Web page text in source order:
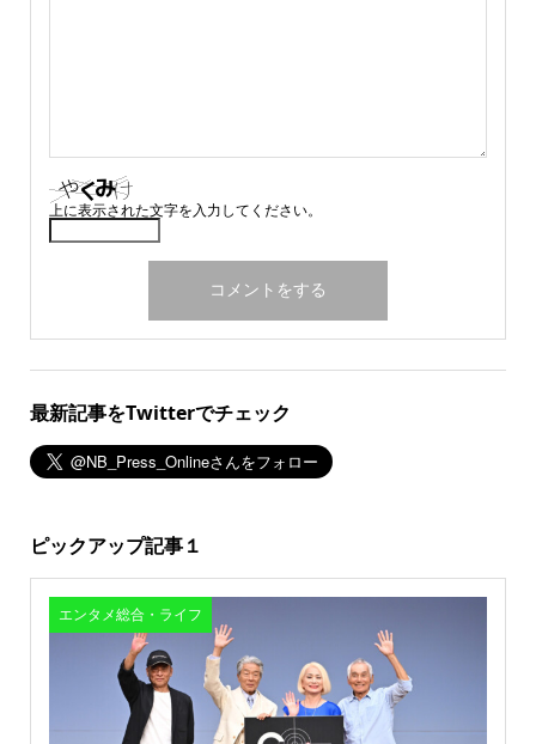
上に表示された文字を入力してください。
最新記事をTwitterでチェック
ピックアップ記事１
エンタメ総合・ライフ